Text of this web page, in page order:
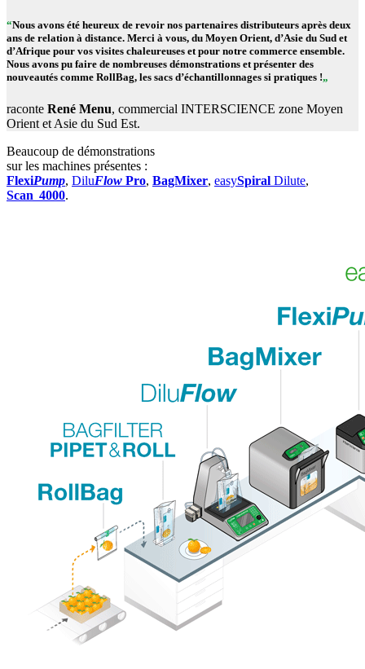
“Nous avons été heureux de revoir nos partenaires distributeurs après deux
ans de relation à distance. Merci à vous, du Moyen Orient, d’Asie du Sud et
d’Afrique pour vos visites chaleureuses et pour notre commerce ensemble.
Nous avons pu faire de nombreuses démonstrations et présenter des
nouveautés comme RollBag, les sacs d’échantillonnages si pratiques !„
raconte René Menu, commercial INTERSCIENCE zone Moyen
Orient et Asie du Sud Est.
Beaucoup de démonstrations
sur les machines présentes :
FlexiPump, DiluFlow Pro, BagMixer, easySpiral Dilute,
Scan 4000.